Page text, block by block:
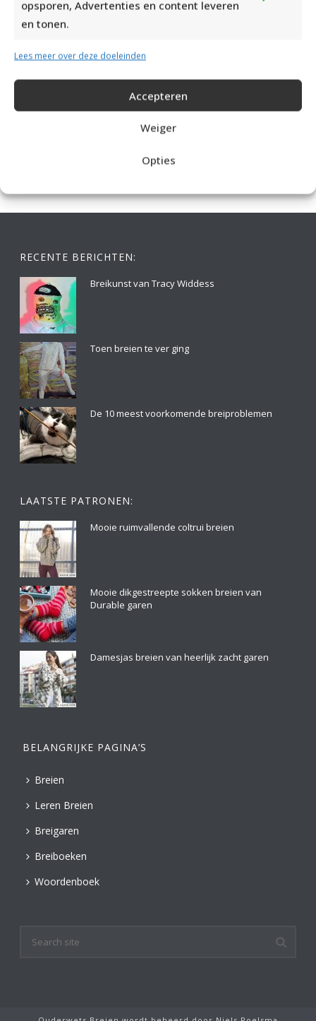
opsporen, Advertenties en content leveren
en tonen.
Lees meer over deze doeleinden
Accepteren
Weiger
Opties
IDEALE CAPUCHONTRUI BREIEN VOOR THUIS OP DE BANK
RECENTE BERICHTEN:
Breikunst van Tracy Widdess
Toen breien te ver ging
De 10 meest voorkomende breiproblemen
LAATSTE PATRONEN:
Mooie ruimvallende coltrui breien
Mooie dikgestreepte sokken breien van
Durable garen
Damesjas breien van heerlijk zacht garen
BELANGRIJKE PAGINA’S
Breien
Leren Breien
Breigaren
Breiboeken
Woordenboek